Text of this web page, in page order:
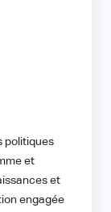
politiques
et
et
engagée